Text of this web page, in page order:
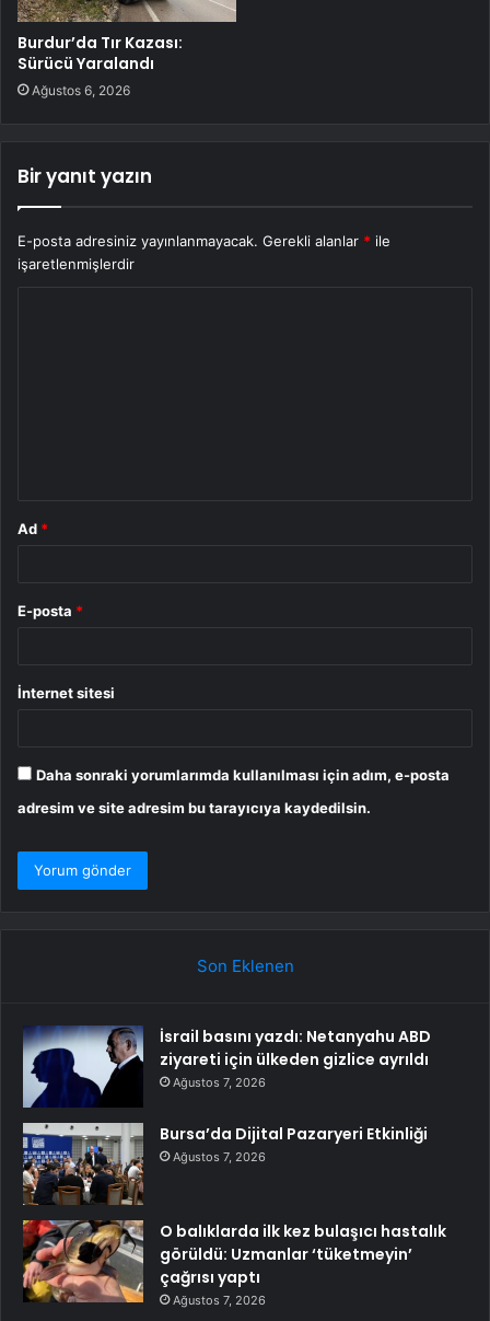
Burdur’da Tır Kazası:
Sürücü Yaralandı
Ağustos 6, 2026
Bir yanıt yazın
E-posta adresiniz yayınlanmayacak. Gerekli alanlar * ile
işaretlenmişlerdir
Ad *
E-posta *
İnternet sitesi
Daha sonraki yorumlarımda kullanılması için adım, e-posta
adresim ve site adresim bu tarayıcıya kaydedilsin.
Son Eklenen
İsrail basını yazdı: Netanyahu ABD
ziyareti için ülkeden gizlice ayrıldı
Ağustos 7, 2026
Bursa’da Dijital Pazaryeri Etkinliği
Ağustos 7, 2026
O balıklarda ilk kez bulaşıcı hastalık
görüldü: Uzmanlar ‘tüketmeyin’
çağrısı yaptı
Ağustos 7, 2026